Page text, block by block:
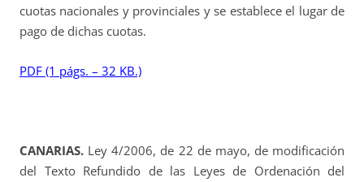
cuotas nacionales y provinciales y se establece el lugar de
pago de dichas cuotas.
PDF (1 págs. – 32 KB.)
CANARIAS. Ley 4/2006, de 22 de mayo, de modificación
del Texto Refundido de las Leyes de Ordenación del